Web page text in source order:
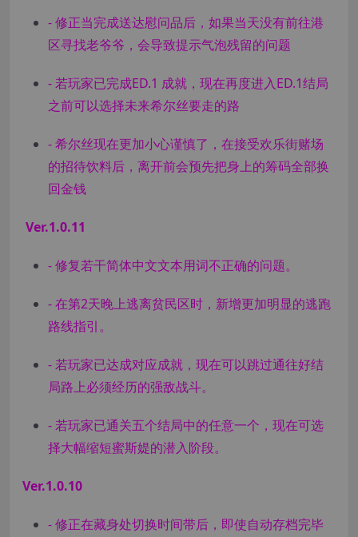
- 修正当完成送达慰问品后，如果当天没有前往港
区寻找老爷爷，会导致提示气泡残留的问题
- 若玩家已完成ED.1 成就，现在再度进入ED.1结局
之前可以选择未来希尔丝要走的路
- 希尔丝现在更加小心谨慎了，在接受欢乐街赌场
的招待饮料后，离开前会预先把身上的筹码全部换
回金钱
Ver.1.0.11
- 修复若干简体中文文本用词不正确的问题。
- 在第2天晚上逃离贫民区时，新增更加明显的逃跑
路线指引。
- 若玩家已达成对应成就，现在可以跳过通往好结
局路上必须经历的强敌战斗。
- 若玩家已通关五个结局中的任意一个，现在可选
择大幅缩短蜜斯媞的潜入阶段。
Ver.1.0.10
- 修正在藏身处切换时间带后，即使自动存档完毕